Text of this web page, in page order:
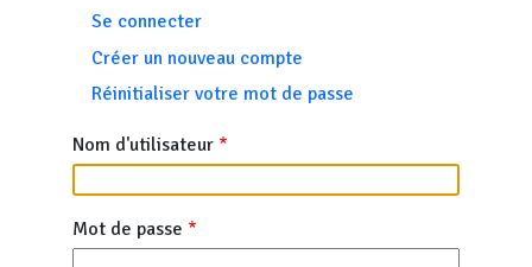
Onglets principaux
Se connecter
Créer un nouveau compte
Réinitialiser votre mot de passe
Nom d'utilisateur
Mot de passe